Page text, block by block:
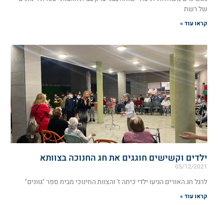
של רשת
קראו עוד »
ילדים וקשישים חוגגים את חג החנוכה בצוותא
05/12/2021
לרגל חג האורים הגיעו ילדי כיתה ז' והצוות החינוכי מבית ספר "גוונים"
קראו עוד »